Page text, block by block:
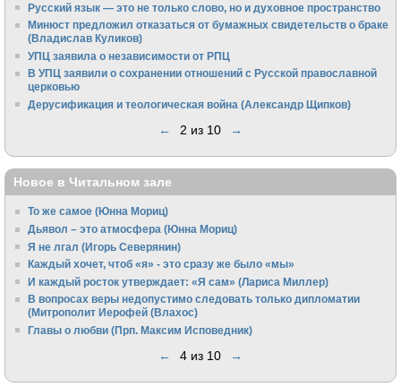
Русский язык — это не только слово, но и духовное пространство
Минюст предложил отказаться от бумажных свидетельств о браке
(Владислав Куликов)
УПЦ заявила о независимости от РПЦ
В УПЦ заявили о сохранении отношений с Русской православной
церковью
Дерусификация и теологическая война (Александр Щипков)
← 2 из 10 →
Новое в Читальном зале
То же самое (Юнна Мориц)
Дьявол – это атмосфера (Юнна Мориц)
Я не лгал (Игорь Северянин)
Каждый хочет, чтоб «я» - это сразу же было «мы»
И каждый росток утверждает: «Я сам» (Лариса Миллер)
В вопросах веры недопустимо следовать только дипломатии
(Митрополит Иерофей (Влахос)
Главы о любви (Прп. Максим Исповедник)
← 4 из 10 →